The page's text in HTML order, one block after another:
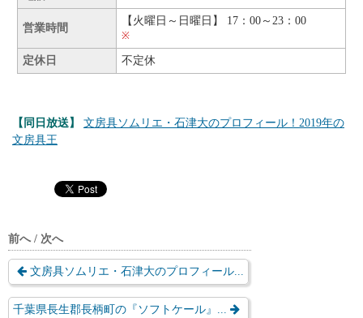
営業時間
【火曜日～日曜日】 17：00～23：00
※
定休日 不定休
【同日放送】
文房具ソムリエ・石津大のプロフィール！2019年の
文房具王
前へ / 次へ
文房具ソムリエ・石津大のプロフィール...
千葉県長生郡長柄町の『ソフトケール』...